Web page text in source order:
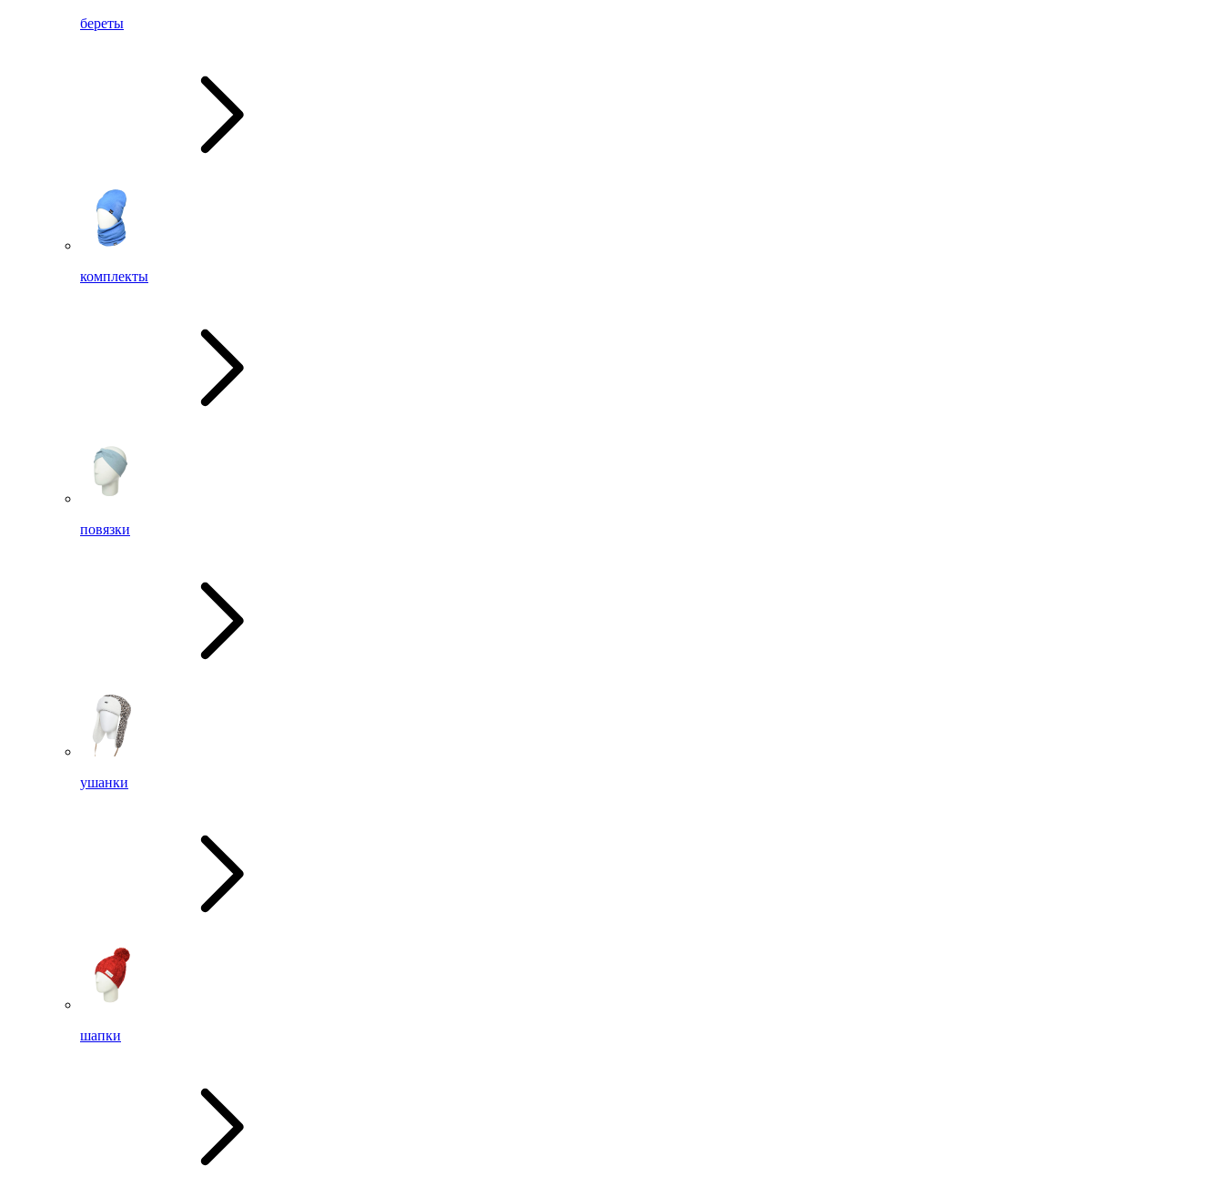
береты
комплекты
повязки
ушанки
шапки